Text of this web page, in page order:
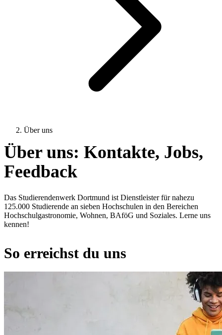
Über uns
Über uns: Kontakte, Jobs,
Feedback
Das Studierendenwerk Dortmund ist Dienstleister für nahezu
125.000 Studierende an sieben Hochschulen in den Bereichen
Hochschulgastronomie, Wohnen, BAföG und Soziales. Lerne uns
kennen!
So erreichst du uns